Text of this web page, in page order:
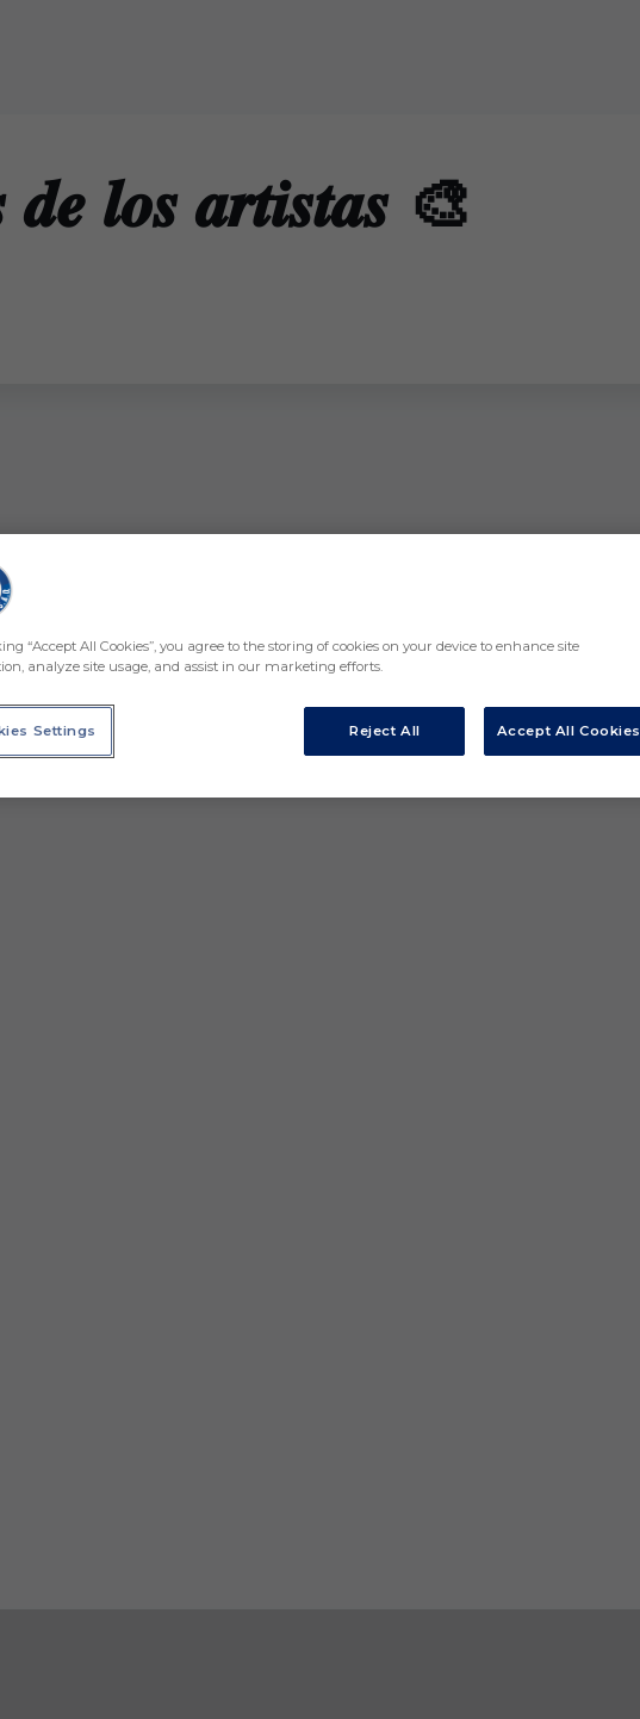
𝒍𝒐𝒔 𝒂𝒓𝒕𝒊𝒔𝒕𝒂𝒔 🎨
“Accept All Cookies”, you agree to the storing of cookies on your device to enhance site
analyze site usage, and assist in our marketing efforts.
Reject All Accept All Cookies
Settings